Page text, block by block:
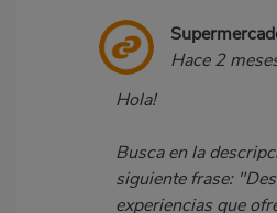
Hace 2
Hola!
Busca en la
siguiente frase:
experiencias que